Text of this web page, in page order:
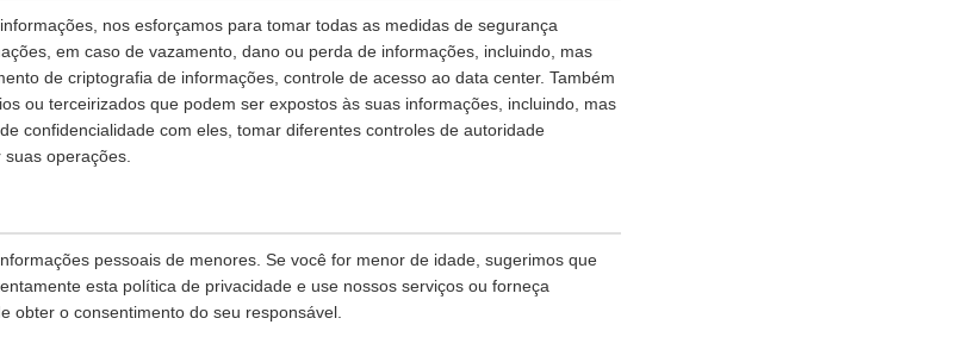
nos esforçamos para tomar todas as medidas de segurança
em caso de vazamento, dano ou perda de informações, incluindo, mas
de criptografia de informações, controle de acesso ao data center. Também
ou terceirizados que podem ser expostos às suas informações, incluindo, mas
confidencialidade com eles, tomar diferentes controles de autoridade
operações.
pessoais de menores. Se você for menor de idade, sugerimos que
esta política de privacidade e use nossos serviços ou forneça
obter o consentimento do seu responsável.